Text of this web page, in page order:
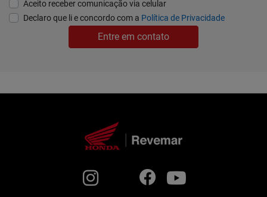
Aceito receber comunicação via celular
Declaro que li e concordo com a Política de Privacidade
Entre em contato